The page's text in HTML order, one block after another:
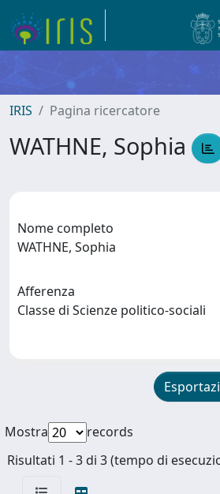
IRIS Pagina ricercatore
WATHNE, Sophia
Nome completo
WATHNE, Sophia
Afferenza
Classe di Scienze politico-sociali
Mostra
records
Risultati 1 - 3 di 3 (tempo di